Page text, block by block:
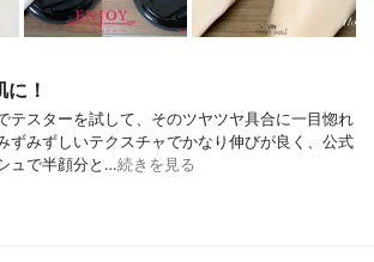
！
テスターを試して、そのツヤツヤ具合に一目惚れ
ずみずしいテクスチャでかなり伸びが良く、公式
ュで半顔分と…続きを見る